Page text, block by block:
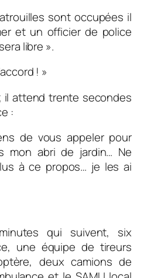
sont occupées il
et un officier de police
libre ».
! »
il attend trente secondes
:
de vous appeler pour
mon abri de jardin… Ne
à ce propos… je les ai
qui suivent, six
une équipe de tireurs
deux camions de